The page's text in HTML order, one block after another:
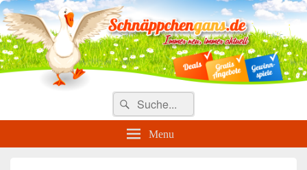
Täglich die besten Gewinnspiele
und Angebote
Search
for:
Suche
Menu